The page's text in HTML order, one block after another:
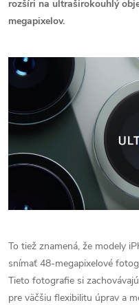
rozšíri na ultraširokouhlý
megapixelov.
To tiež znamená, že modely
snímať 48-megapixelové
Tieto fotografie si
pre väčšiu flexibilitu úprav a